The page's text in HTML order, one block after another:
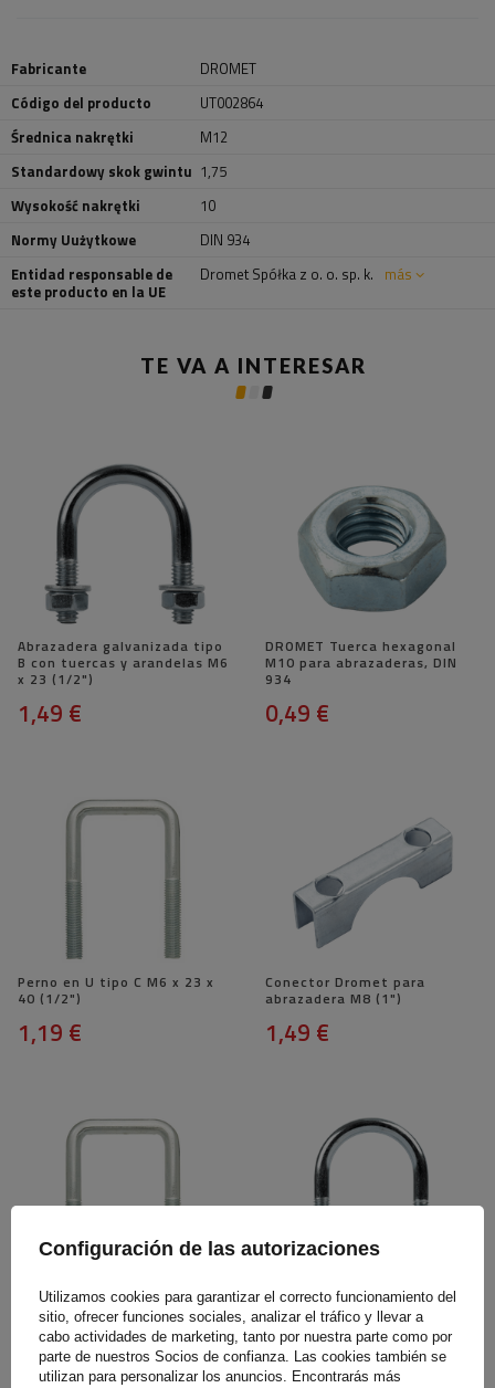
Fabricante
DROMET
Código del producto
UT002864
Średnica nakrętki
M12
Standardowy skok gwintu 1,75
Wysokość nakrętki
10
Normy Uużytkowe
DIN 934
Entidad responsable de
este producto en la UE
Dromet Spółka z o. o. sp. k. más
TE VA A INTERESAR
Abrazadera galvanizada tipo
B con tuercas y arandelas M6
x 23 (1/2")
1,49 €
DROMET Tuerca hexagonal
M10 para abrazaderas, DIN
934
0,49 €
Perno en U tipo C M6 x 23 x
40 (1/2")
1,19 €
Conector Dromet para
abrazadera M8 (1")
1,49 €
Perno en U tipo C M8 x 35 x
68 (1")
0,99 €
Abrazadera galvanizada tipo
B con tuercas y arandelas M6
x 28 (3/4")
1,49 €
Configuración de las autorizaciones
Utilizamos cookies para garantizar el correcto funcionamiento del
sitio, ofrecer funciones sociales, analizar el tráfico y llevar a
cabo actividades de marketing, tanto por nuestra parte como por
parte de nuestros Socios de confianza. Las cookies también se
utilizan para personalizar los anuncios. Encontrarás más